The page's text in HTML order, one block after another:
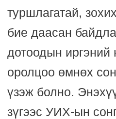
туршлагатай,
бие даасан
дотоодын иргэний
оролцоо өмнөх
үзэж болно.
зүгээс УИХ-ын